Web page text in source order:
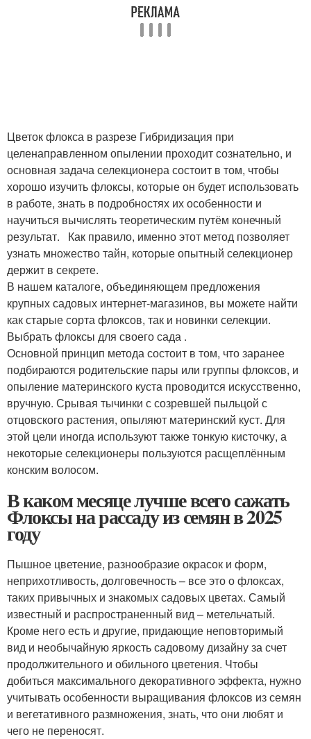
Цветок флокса в разрезе Гибридизация при
целенаправленном опылении проходит сознательно, и
основная задача селекционера состоит в том, чтобы
хорошо изучить флоксы, которые он будет использовать
в работе, знать в подробностях их особенности и
научиться вычислять теоретическим путём конечный
результат. Как правило, именно этот метод позволяет
узнать множество тайн, которые опытный селекционер
держит в секрете.
В нашем каталоге, объединяющем предложения
крупных садовых интернет-магазинов, вы можете найти
как старые сорта флоксов, так и новинки селекции.
Выбрать флоксы для своего сада .
Основной принцип метода состоит в том, что заранее
подбираются родительские пары или группы флоксов, и
опыление материнского куста проводится искусственно,
вручную. Срывая тычинки с созревшей пыльцой с
отцовского растения, опыляют материнский куст. Для
этой цели иногда используют также тонкую кисточку, а
некоторые селекционеры пользуются расщеплённым
конским волосом.
В каком месяце лучше всего сажать
Флоксы на рассаду из семян в 2025
году
Пышное цветение, разнообразие окрасок и форм,
неприхотливость, долговечность – все это о флоксах,
таких привычных и знакомых садовых цветах. Самый
известный и распространенный вид – метельчатый.
Кроме него есть и другие, придающие неповторимый
вид и необычайную яркость садовому дизайну за счет
продолжительного и обильного цветения. Чтобы
добиться максимального декоративного эффекта, нужно
учитывать особенности выращивания флоксов из семян
и вегетативного размножения, знать, что они любят и
чего не переносят.